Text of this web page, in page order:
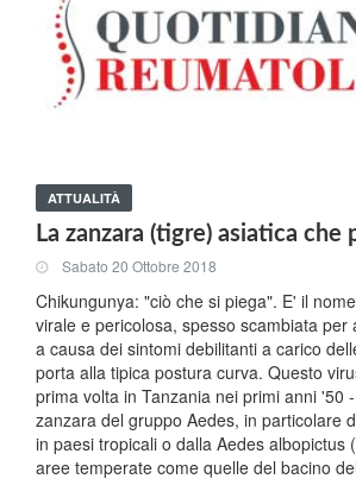
ATTUALITÀ
La zanzara (tigre) asiatica che
Sabato 20 Ottobre 2018
Chikungunya: "ciò che si piega". E' il
virale e pericolosa, spesso scambiata per
a causa dei sintomi debilitanti a carico
porta alla tipica postura curva. Questo
prima volta in Tanzania nei primi anni '50
zanzara del gruppo Aedes, in particolare
in paesi tropicali o dalla Aedes albopictus
aree temperate come quelle del bacino